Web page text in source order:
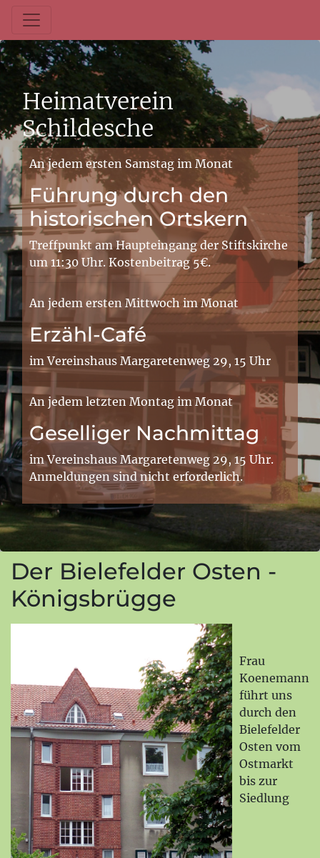
Heimatverein
Schildesche
An jedem ersten Samstag im Monat
Führung durch den
historischen Ortskern
Treffpunkt am Haupteingang der Stiftskirche
um 11:30 Uhr. Kostenbeitrag 5€.
An jedem ersten Mittwoch im Monat
Erzähl-Café
im Vereinshaus Margaretenweg 29, 15 Uhr
An jedem letzten Montag im Monat
Geselliger Nachmittag
im Vereinshaus Margaretenweg 29, 15 Uhr.
Anmeldungen sind nicht erforderlich.
Der Bielefelder Osten -
Königsbrügge
Frau
Koenemann
führt uns
durch den
Bielefelder
Osten vom
Ostmarkt
bis zur
Siedlung